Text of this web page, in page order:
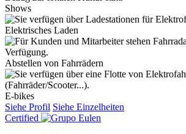
Shows
Elektrisches Laden
Abstellen von Fahrrädern
E-bikes
Siehe Profil Siehe Einzelheiten
Certified